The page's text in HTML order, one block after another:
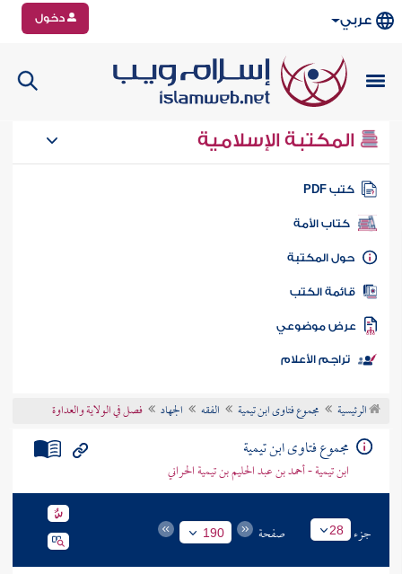
عربي دخول
المكتبة الإسلامية
كتب PDF
كتاب الأمة
المكتبة
الكتب
موضوعي
تراجم الأعلام
الرئيسية مجموع فتاوى ابن تيمية الفقه الجهاد فصل في الولاية والعداوة
مجموع فتاوى ابن تيمية
ابن تيمية - أحمد بن عبد الحليم بن تيمية الحراني
جزء 28 صفحة 190